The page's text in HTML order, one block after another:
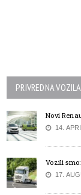
PRIVREDNA VOZILA
Novi
14.
Vozili
17.